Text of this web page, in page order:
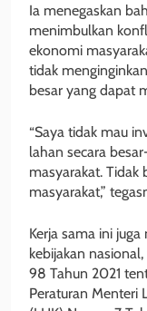
Ia menegaskan
menimbulkan
ekonomi
tidak
besar yang dapat
“Saya tidak mau
lahan secara
masyarakat. Tidak
masyarakat,”
Kerja sama ini
kebijakan
98 Tahun 2021
Peraturan Menteri